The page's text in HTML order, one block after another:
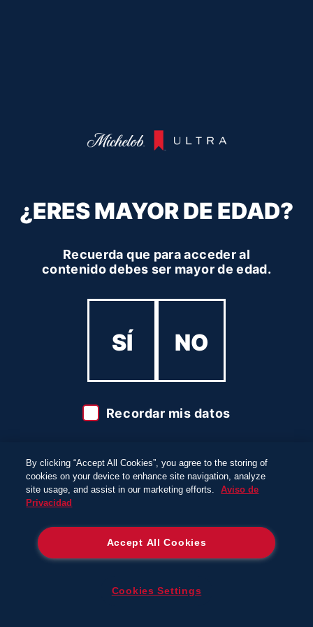
¿ERES MAYOR DE EDAD?
Recuerda que para acceder al
contenido debes ser mayor de edad.
SÍ NO
Recordar mis datos
menores de edad.
By clicking “Accept All Cookies”, you agree to the storing of
cookies on your device to enhance site navigation, analyze
site usage, and assist in our marketing efforts.
Aviso de
Privacidad
Accept All Cookies
Cookies Settings